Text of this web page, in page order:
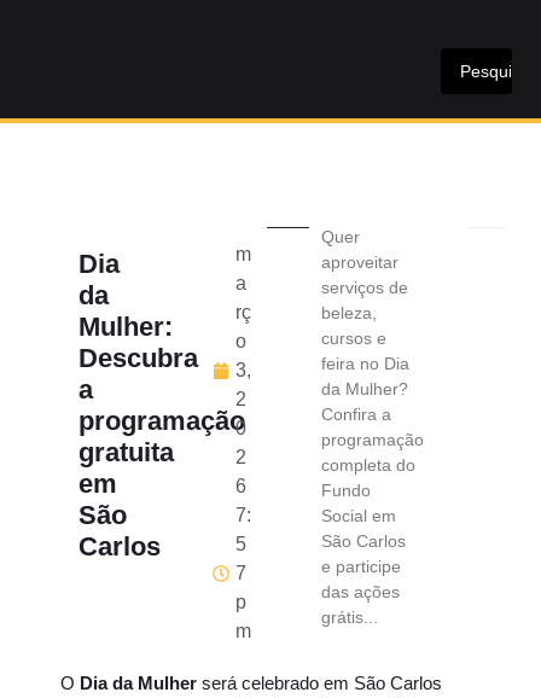
Dia
da
Mulher:
Descubra
a
programação
gratuita
em
São
Carlos
m
a
rç
o
3,
2
0
2
6
7:
5
7
p
m
Quer
aproveitar
serviços de
beleza,
cursos e
feira no Dia
da Mulher?
Confira a
programação
completa do
Fundo
Social em
São Carlos
e participe
das ações
grátis...
O Dia da Mulher será celebrado em São Carlos